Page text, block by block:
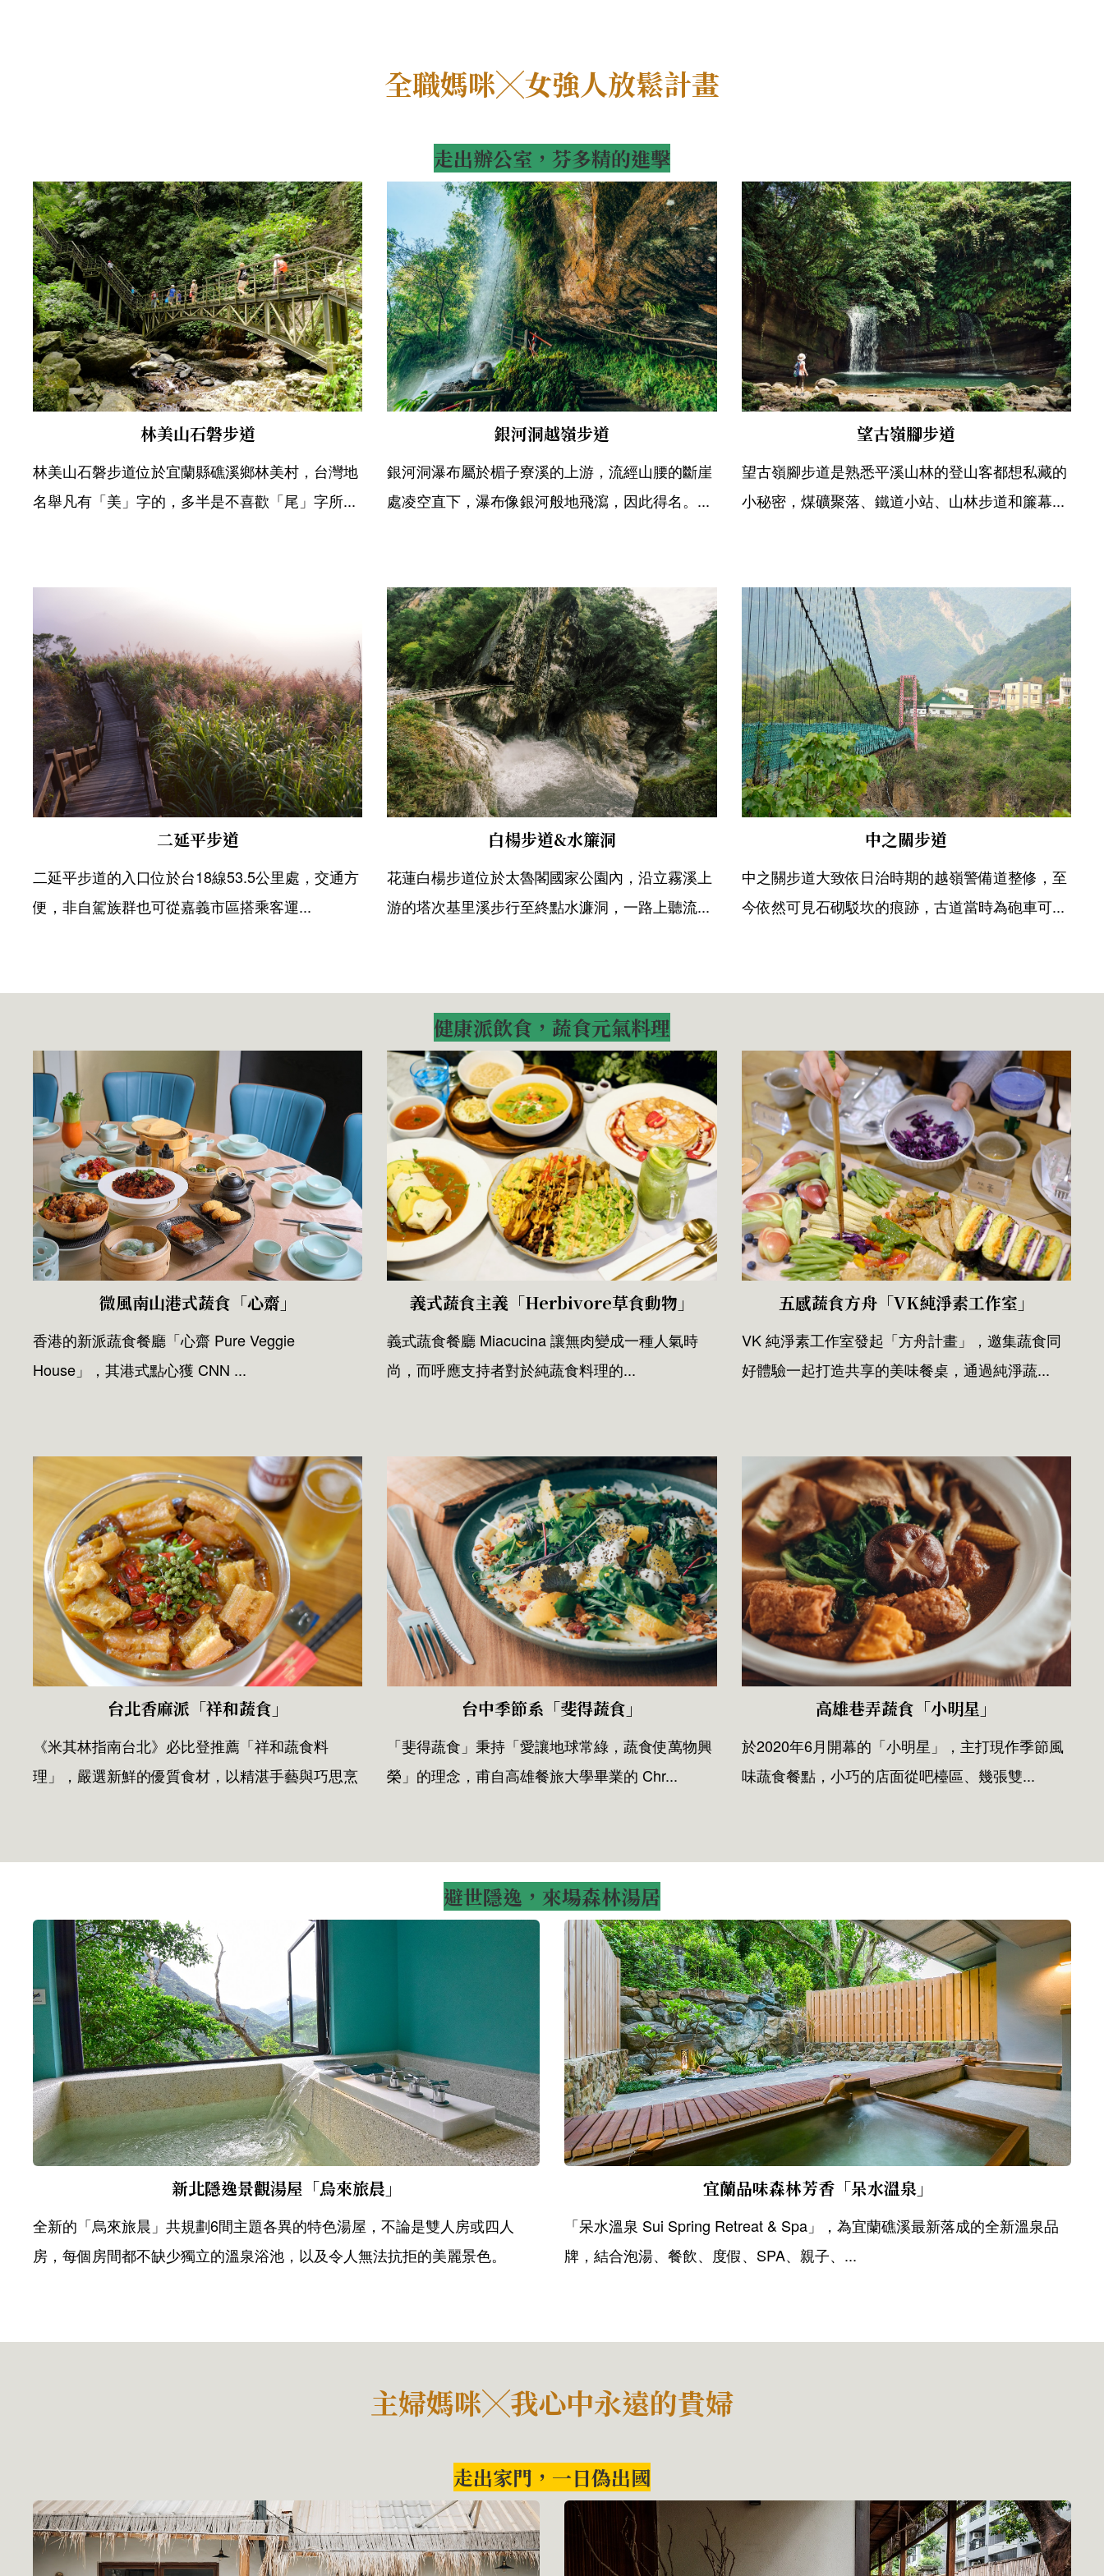
全職媽咪╳女強人放鬆計畫
走出辦公室，芬多精的進擊
林美山石磐步道
林美山石磐步道位於宜蘭縣礁溪鄉林美村，台灣地
名舉凡有「美」字的，多半是不喜歡「尾」字所...
銀河洞越嶺步道
銀河洞瀑布屬於楣子寮溪的上游，流經山腰的斷崖
處凌空直下，瀑布像銀河般地飛瀉，因此得名。...
望古嶺腳步道
望古嶺腳步道是熟悉平溪山林的登山客都想私藏的
小秘密，煤礦聚落、鐵道小站、山林步道和簾幕...
二延平步道
二延平步道的入口位於台18線53.5公里處，交通方
便，非自駕族群也可從嘉義市區搭乘客運...
白楊步道&水簾洞
花蓮白楊步道位於太魯閣國家公園內，沿立霧溪上
游的塔次基里溪步行至終點水濂洞，一路上聽流...
中之關步道
中之關步道大致依日治時期的越嶺警備道整修，至
今依然可見石砌駁坎的痕跡，古道當時為砲車可...
健康派飲食，蔬食元氣料理
微風南山港式蔬食「心齋」
香港的新派蔬食餐廳「心齋 Pure Veggie
House」，其港式點心獲 CNN ...
義式蔬食主義「Herbivore草食動物」
義式蔬食餐廳 Miacucina 讓無肉變成一種人氣時
尚，而呼應支持者對於純蔬食料理的...
五感蔬食方舟「VK純淨素工作室」
VK 純淨素工作室發起「方舟計畫」，邀集蔬食同
好體驗一起打造共享的美味餐桌，通過純淨蔬...
台北香麻派「祥和蔬食」
《米其林指南台北》必比登推薦「祥和蔬食料
理」，嚴選新鮮的優質食材，以精湛手藝與巧思烹
台中季節系「斐得蔬食」
「斐得蔬食」秉持「愛讓地球常綠，蔬食使萬物興
榮」的理念，甫自高雄餐旅大學畢業的 Chr...
高雄巷弄蔬食「小明星」
於2020年6月開幕的「小明星」，主打現作季節風
味蔬食餐點，小巧的店面從吧檯區、幾張雙...
避世隱逸，來場森林湯居
新北隱逸景觀湯屋「烏來旅晨」
全新的「烏來旅晨」共規劃6間主題各異的特色湯屋，不論是雙人房或四人
房，每個房間都不缺少獨立的溫泉浴池，以及令人無法抗拒的美麗景色。
宜蘭品味森林芳香「呆水溫泉」
「呆水溫泉 Sui Spring Retreat & Spa」，為宜蘭礁溪最新落成的全新溫泉品
牌，結合泡湯、餐飲、度假、SPA、親子、...
主婦媽咪╳我心中永遠的貴婦
走出家門，一日偽出國